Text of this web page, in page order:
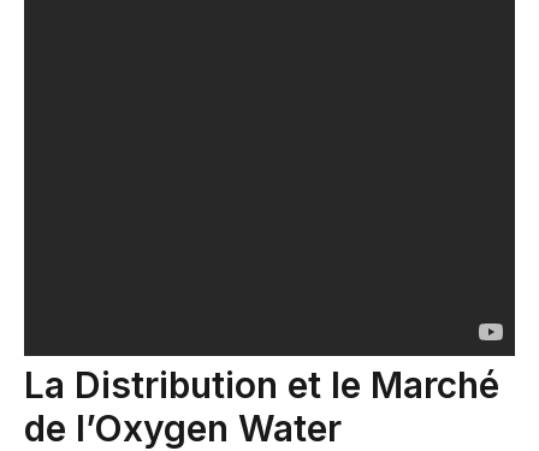
La Distribution et le Marché
de l’Oxygen Water